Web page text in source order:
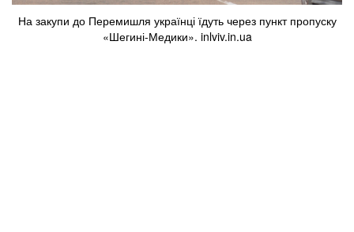
На закупи до Перемишля українці їдуть через пункт пропуску
«Шегині-Медики». inlviv.in.ua